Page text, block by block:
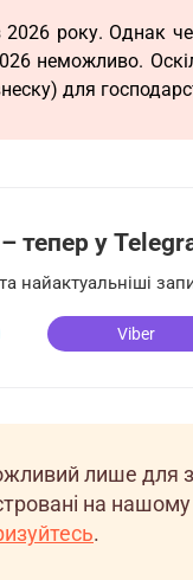
року. Однак
неможливо.
для
тепер у
найактуальніші
Viber
лише для
на нашому
.